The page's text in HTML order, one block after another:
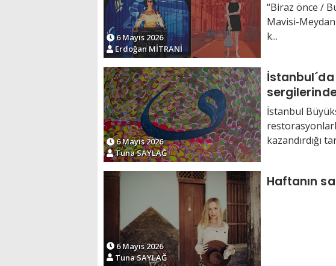
6 Mayıs 2026
Erdoğan MİTRANİ
“Biraz önce /
Mavisi-
k...
6 Mayıs 2026
Tuna SAYLAĞ
İstanbul
kazandırdığı
6 Mayıs 2026
Tuna SAYLAĞ
Haftanın